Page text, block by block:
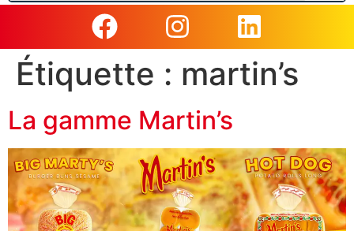
Étiquette : martin’s
La gamme Martin’s